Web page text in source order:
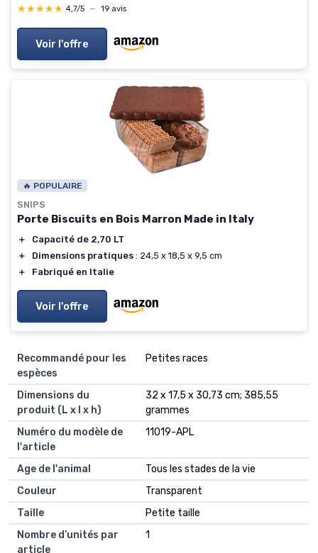
★★★★★
★★★★★ 4,7/5 — 19 avis
Voir l'offre
🔥 POPULAIRE
SNIPS
Porte Biscuits en Bois Marron Made in Italy
＋
Capacité de 2,70 LT
＋
Dimensions pratiques : 24,5 x 18,5 x 9,5 cm
＋
Fabriqué en Italie
Voir l'offre
Recommandé pour les
espèces
‎Petites races
Dimensions du
produit (L x l x h)
‎32 x 17,5 x 30,73 cm; 385,55
grammes
Numéro du modèle de
l'article
‎11019-APL
Age de l'animal
‎Tous les stades de la vie
Couleur
‎Transparent
Taille
‎Petite taille
Nombre d’unités par
article
‎1